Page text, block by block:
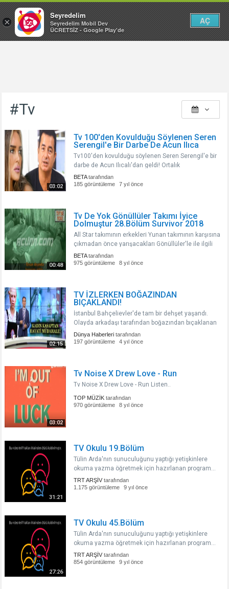
#Tv
03:02
Tv 100'den Kovulduğu Söylenen Seren
Serengil'e Bir Darbe De Acun Ilıca
Tv100'den kovulduğu söylenen Seren Serengil'e bir
darbe de Acun Ilıcalı'dan geldi! Ortalık
karışacak!Tv100 Programında Cengiz Semercioğlu
ile beraber magazin programı sunan Seren
BETAtarafından
185 görüntüleme
7 yıl önce
00:48
Tv De Yok Gönüllüler Takımı İyice
Dolmuştur 28.Bölüm Survivor 2018
All Star takımının erkekleri Yunan takımının karşısına
çıkmadan önce yarışacakları Gönüllüler'le ile ilgili
değerlendirme yaptı...
BETAtarafından
975 görüntüleme
8 yıl önce
02:15
TV İZLERKEN BOĞAZINDAN
BIÇAKLANDI!
İstanbul Bahçelievler'de tam bir dehşet yaşandı.
Olayda arkadaşı tarafından boğazından bıçaklanan
Atakan Ateş, kanlar içinde sokağa çıkıp yardım
istedi. Yaralıya ilk müdahaleyi bir kasap yaptı..
Dünya Haberleri tarafından
197 görüntüleme
4 yıl önce
03:02
Tv Noise X Drew Love - Run
Tv Noise X Drew Love - Run Listen..
TOP MÜZİK tarafından
970 görüntüleme
8 yıl önce
31:21
TV Okulu 19.Bölüm
Tülin Arda'nın sunuculuğunu yaptığı yetişkinlere
okuma yazma öğretmek için hazırlanan program...
TRT ARŞİV tarafından
1.175 görüntüleme
9 yıl önce
27:26
TV Okulu 45.Bölüm
Tülin Arda'nın sunuculuğunu yaptığı yetişkinlere
okuma yazma öğretmek için hazırlanan program...
TRT ARŞİV tarafından
854 görüntüleme
9 yıl önce
×
Seyredelim
Seyredelim Mobil Dev
ÜCRETSİZ - Google Play'de
AÇ